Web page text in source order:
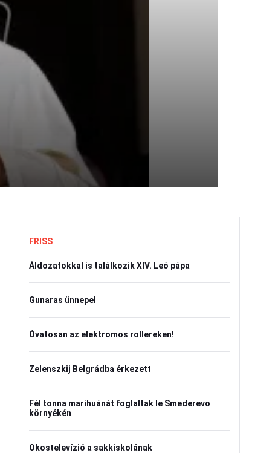
FRISS
Áldozatokkal is találkozik XIV. Leó pápa
Gunaras ünnepel
Óvatosan az elektromos rollereken!
Zelenszkij Belgrádba érkezett
Fél tonna marihuánát foglaltak le Smederevo
környékén
Okostelevízió a sakkiskolának